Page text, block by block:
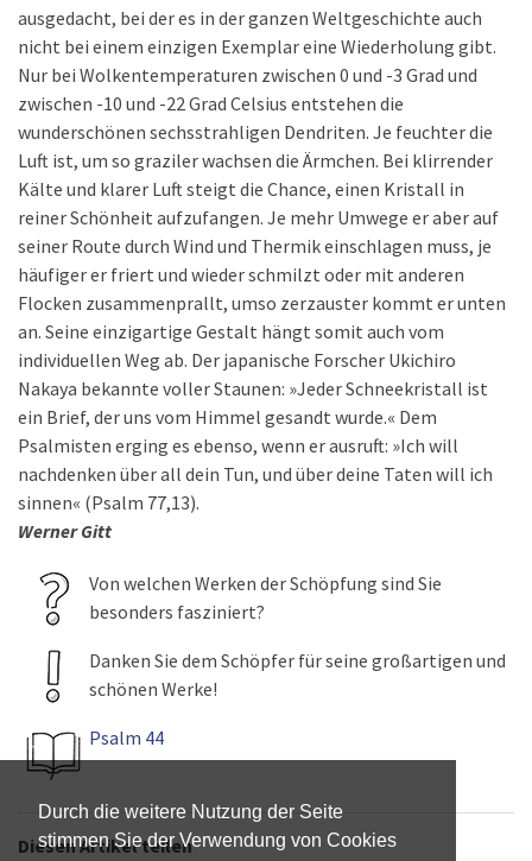
Durch die weitere Nutzung der Seite
stimmen Sie der Verwendung von Cookies
ausgedacht, bei der es in der ganzen Weltgeschichte auch
nicht bei einem einzigen Exemplar eine Wiederholung gibt.
Nur bei Wolkentemperaturen zwischen 0 und -3 Grad und
zwischen -10 und -22 Grad Celsius entstehen die
wunderschönen sechsstrahligen Dendriten. Je feuchter die
Luft ist, um so graziler wachsen die Ärmchen. Bei klirrender
Kälte und klarer Luft steigt die Chance, einen Kristall in
reiner Schönheit aufzufangen. Je mehr Umwege er aber auf
seiner Route durch Wind und Thermik einschlagen muss, je
häufiger er friert und wieder schmilzt oder mit anderen
Flocken zusammenprallt, umso zerzauster kommt er unten
an. Seine einzigartige Gestalt hängt somit auch vom
individuellen Weg ab. Der japanische Forscher Ukichiro
Nakaya bekannte voller Staunen: »Jeder Schneekristall ist
ein Brief, der uns vom Himmel gesandt wurde.« Dem
Psalmisten erging es ebenso, wenn er ausruft: »Ich will
nachdenken über all dein Tun, und über deine Taten will ich
sinnen« (Psalm 77,13).
Werner Gitt
Von welchen Werken der Schöpfung sind Sie
besonders fasziniert?
Danken Sie dem Schöpfer für seine großartigen und
schönen Werke!
Psalm 44
Diesen Artikel teilen